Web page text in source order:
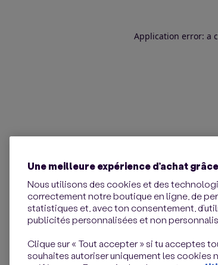
Application error: a
Une meilleure expérience d’achat
Nous utilisons des cookies et des
correctement notre boutique en ligne, de
statistiques et, avec ton consentement,
publicités personnalisées et non
Clique sur « Tout accepter » si tu acceptes
souhaites autoriser uniquement les cookies